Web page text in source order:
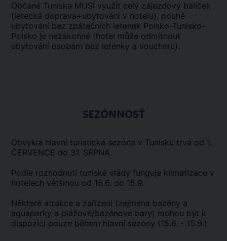
Občané Tuniska MUSÍ využít celý zájezdový balíček
(letecká doprava+ubytování v hotelu), pouhé
ubytování bez zpátečních letenek Polsko-Tunisko-
Polsko je nezákonné (hotel může odmítnout
ubytování osobám bez letenky a voucheru).
SEZÓNNOSŤ
Obvyklá hlavní turistická sezóna v Tunisku trvá od 1.
ČERVENCE do 31. SRPNA.
Podle rozhodnutí tuniské vlády funguje klimatizace v
hotelech většinou od 15.6. do 15.9.
Některé atrakce a zařízení (zejména bazény a
aquaparky a plážové/bazénové bary) mohou být k
dispozici pouze během hlavní sezóny (15.6. - 15.9.)